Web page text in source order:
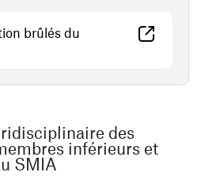
brûlés du
des
inférieurs et
SMIA